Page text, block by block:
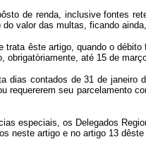
renda, inclusive fontes
valor das multas, ficando
êste artigo, quando o débito
obrigatòriamente, até 15 de
contados de 31 de janeiro de
requererem seu parcelamento
os Delegados
neste artigo e no artigo 13